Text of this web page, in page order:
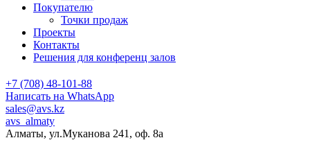
Покупателю
Точки продаж
Проекты
Контакты
Решения для конференц залов
+7 (708) 48-101-88
Написать на WhatsApp
sales@avs.kz
avs_almaty
Алматы, ул.Муканова 241, оф. 8а